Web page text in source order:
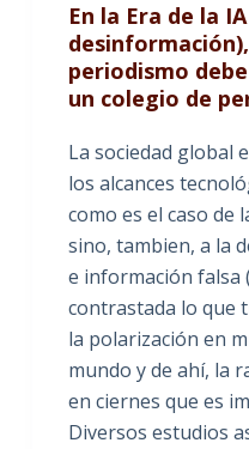
En la Era de la
periodismo
un colegio de
La sociedad global
los alcances
como es el caso de
sino, tambien, a la
e información falsa
contrastada lo que
la polarización en
mundo y de ahí, la
en ciernes que es
Diversos estudios